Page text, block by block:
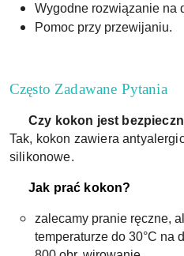
Wygodne rozwiązanie na
Pomoc przy przewijaniu.
Często Zadawane Pytania
Czy kokon jest
Tak, kokon zawiera
silikonowe.
Jak prać kokon?
zalecamy pranie ręczne,
temperaturze do 30°C na